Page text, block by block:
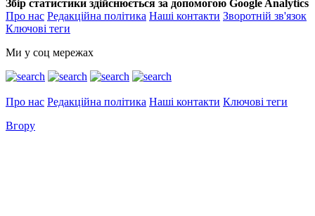
Збір статистики здійснюється за допомогою Google Analytics
Про нас Редакційна політика Наші контакти Зворотній зв'язок
Ключові теги
Ми у соц мережах
Про нас Редакційна політика Наші контакти Ключові теги
Вгору